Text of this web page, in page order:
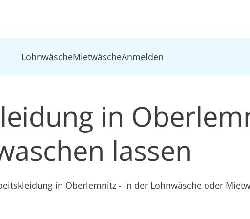
LohnwäscheMietwäscheAnmelden
in
lassen
in Oberlemnitz - in der Lohnwäsche oder